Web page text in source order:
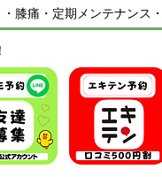
膝痛・定期メンテナンス